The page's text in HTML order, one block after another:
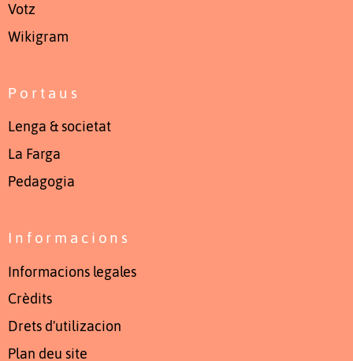
Votz
Wikigram
Portaus
Lenga & societat
La Farga
Pedagogia
Informacions
Informacions legales
Crèdits
Drets d'utilizacion
Plan deu site